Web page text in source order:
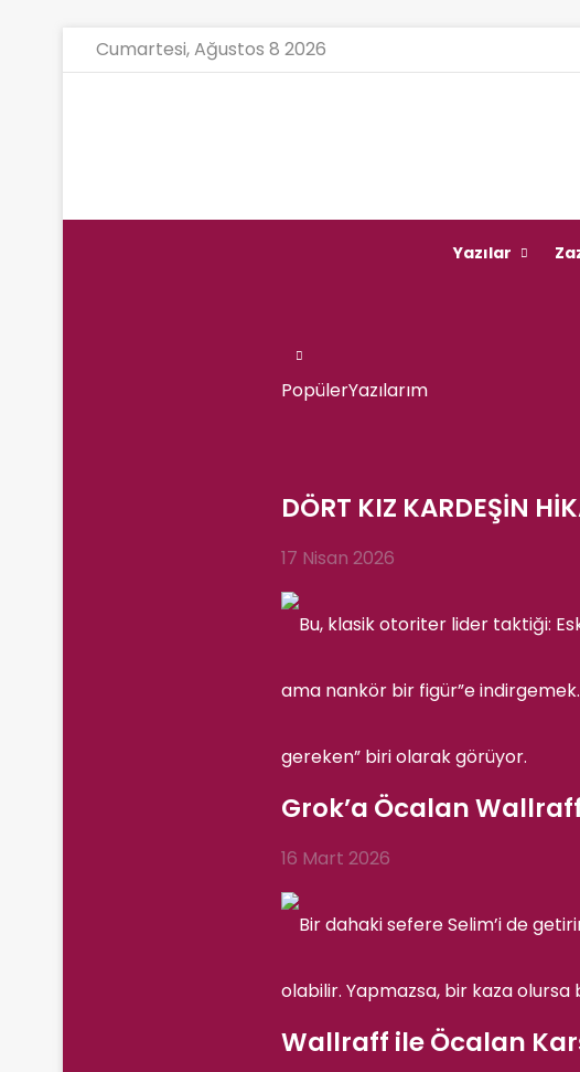
Cumartesi, Ağustos 8 2026
Ana Sayfa
Yazılar
PopülerYazılarım
DÖRT KIZ KARDEŞİN
17 Nisan 2026
Grok’a Öcalan
16 Mart 2026
Wallraff ile Öcalan